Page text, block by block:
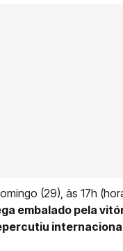
(29), às 17h
embalado pela